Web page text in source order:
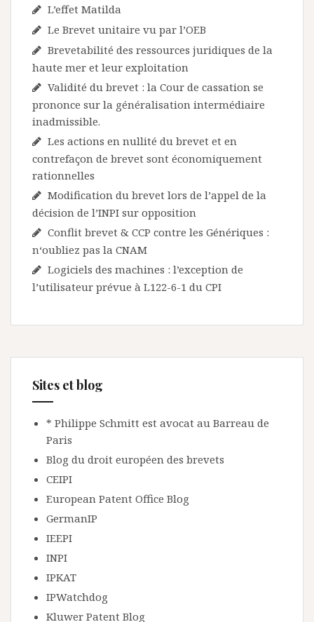
L’effet Matilda
Le Brevet unitaire vu par l’OEB
Brevetabilité des ressources juridiques de la
haute mer et leur exploitation
Validité du brevet : la Cour de cassation se
prononce sur la généralisation intermédiaire
inadmissible.
Les actions en nullité du brevet et en
contrefaçon de brevet sont économiquement
rationnelles
Modification du brevet lors de l’appel de la
décision de l’INPI sur opposition
Conflit brevet & CCP contre les Génériques :
n‘oubliez pas la CNAM
Logiciels des machines : l’exception de
l’utilisateur prévue à L122-6-1 du CPI
Sites et blog
* Philippe Schmitt est avocat au Barreau de
Paris
Blog du droit européen des brevets
CEIPI
European Patent Office Blog
GermanIP
IEEPI
INPI
IPKAT
IPWatchdog
Kluwer Patent Blog